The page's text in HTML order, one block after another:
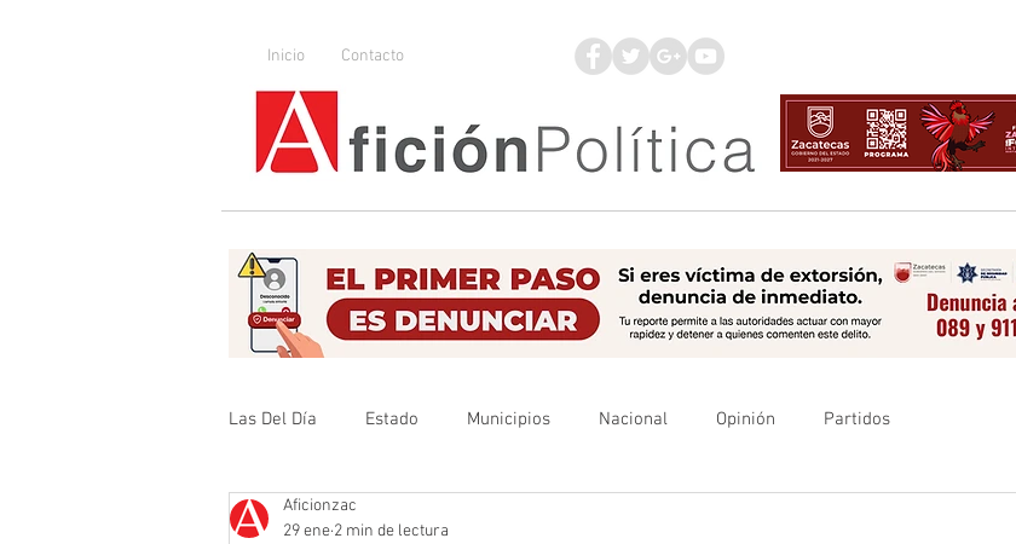
Inicio Contacto
Las Del Día Estado Municipios Nacional Opinión Partidos
Que no se olvide
Aficionzac
29 ene 2 min de lectura